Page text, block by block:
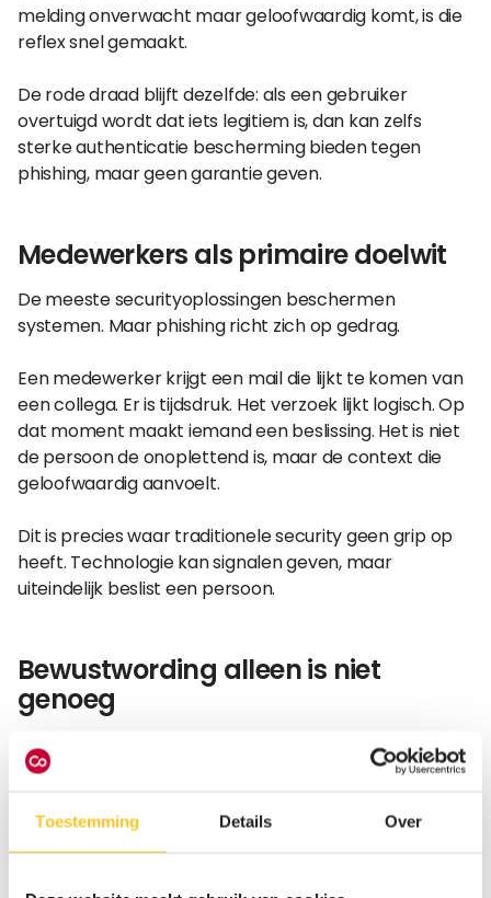
Toestemming Details Over
melding onverwacht maar geloofwaardig komt, is die
reflex snel gemaakt.
De rode draad blijft dezelfde: als een gebruiker
overtuigd wordt dat iets legitiem is, dan kan zelfs
sterke authenticatie bescherming bieden tegen
phishing, maar geen garantie geven.
Medewerkers als primaire doelwit
De meeste securityoplossingen beschermen
systemen. Maar phishing richt zich op gedrag.
Een medewerker krijgt een mail die lijkt te komen van
een collega. Er is tijdsdruk. Het verzoek lijkt logisch. Op
dat moment maakt iemand een beslissing. Het is niet
de persoon de onoplettend is, maar de context die
geloofwaardig aanvoelt.
Dit is precies waar traditionele security geen grip op
heeft. Technologie kan signalen geven, maar
uiteindelijk beslist een persoon.
Bewustwording alleen is niet
genoeg
Veel organisaties zetten in op awareness trainingen.
Jaarlijkse e-learnings, misschien een presentatie of
hoogte, maar gedrag verandert niet blijvend door
kennis alleen. Zeker niet in situaties met tijdsdruk of